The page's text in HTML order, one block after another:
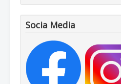
Socia Media